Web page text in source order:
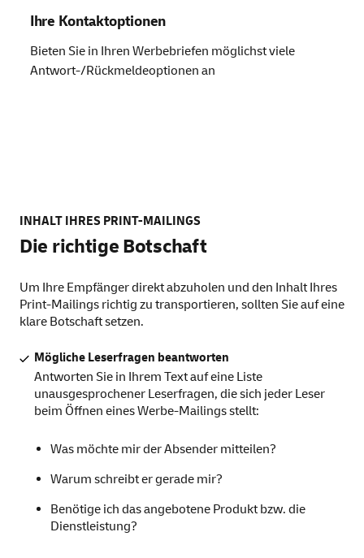
Ihre Kontaktoptionen
Bieten Sie in Ihren Werbebriefen möglichst viele
Antwort-/Rückmeldeoptionen an
INHALT IHRES PRINT-MAILINGS
Die richtige Botschaft
Um Ihre Empfänger direkt abzuholen und den Inhalt Ihres
Print-Mailings richtig zu transportieren, sollten Sie auf eine
klare Botschaft setzen.
Mögliche Leserfragen beantworten
Antworten Sie in Ihrem Text auf eine Liste
unausgesprochener Leserfragen, die sich jeder Leser
beim Öffnen eines Werbe-Mailings stellt:
Was möchte mir der Absender mitteilen?
Warum schreibt er gerade mir?
Benötige ich das angebotene Produkt bzw. die
Dienstleistung?